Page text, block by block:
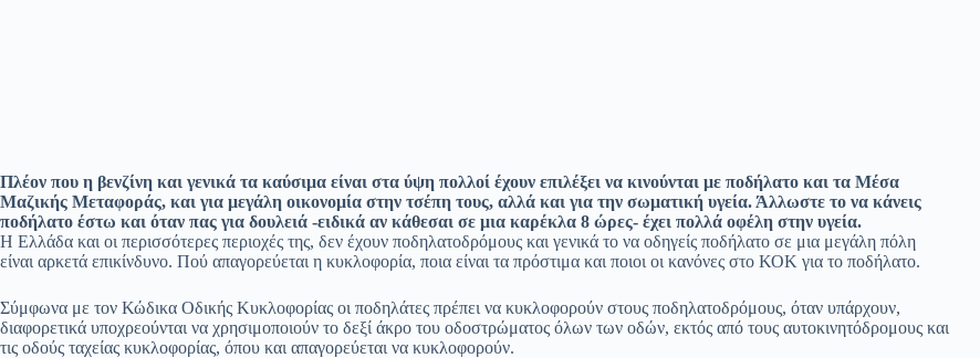
Πλέον που η βενζίνη και γενικά τα καύσιμα είναι στα ύψη πολλοί έχουν επιλέξει να κινούνται με ποδήλατο και τα Μέσα
Μαζικής Μεταφοράς, και για μεγάλη οικονομία στην τσέπη τους, αλλά και για την σωματική υγεία. Άλλωστε το να κάνεις
ποδήλατο έστω και όταν πας για δουλειά -ειδικά αν κάθεσαι σε μια καρέκλα 8 ώρες- έχει πολλά οφέλη στην υγεία.
Η Ελλάδα και οι περισσότερες περιοχές της, δεν έχουν ποδηλατοδρόμους και γενικά το να οδηγείς ποδήλατο σε μια μεγάλη πόλη
είναι αρκετά επικίνδυνο. Πού απαγορεύεται η κυκλοφορία, ποια είναι τα πρόστιμα και ποιοι οι κανόνες στο ΚΟΚ για το ποδήλατο.
Σύμφωνα με τον Κώδικα Οδικής Κυκλοφορίας οι ποδηλάτες πρέπει να κυκλοφορούν στους ποδηλατοδρόμους, όταν υπάρχουν,
διαφορετικά υποχρεούνται να χρησιμοποιούν το δεξί άκρο του οδοστρώματος όλων των οδών, εκτός από τους αυτοκινητόδρομους και
τις οδούς ταχείας κυκλοφορίας, όπου και απαγορεύεται να κυκλοφορούν.